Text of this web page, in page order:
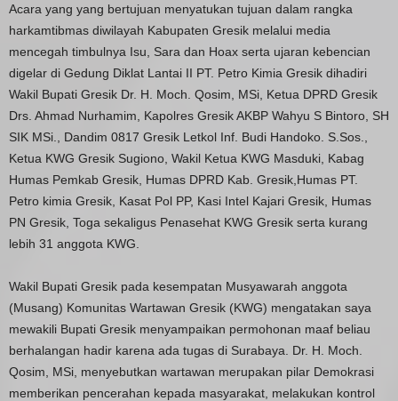
Acara yang yang bertujuan menyatukan tujuan dalam rangka
harkamtibmas diwilayah Kabupaten Gresik melalui media
mencegah timbulnya Isu, Sara dan Hoax serta ujaran kebencian
digelar di Gedung Diklat Lantai II PT. Petro Kimia Gresik dihadiri
Wakil Bupati Gresik Dr. H. Moch. Qosim, MSi, Ketua DPRD Gresik
Drs. Ahmad Nurhamim, Kapolres Gresik AKBP Wahyu S Bintoro, SH
SIK MSi., Dandim 0817 Gresik Letkol Inf. Budi Handoko. S.Sos.,
Ketua KWG Gresik Sugiono, Wakil Ketua KWG Masduki, Kabag
Humas Pemkab Gresik, Humas DPRD Kab. Gresik,Humas PT.
Petro kimia Gresik, Kasat Pol PP, Kasi Intel Kajari Gresik, Humas
PN Gresik, Toga sekaligus Penasehat KWG Gresik serta kurang
lebih 31 anggota KWG.
Wakil Bupati Gresik pada kesempatan Musyawarah anggota
(Musang) Komunitas Wartawan Gresik (KWG) mengatakan saya
mewakili Bupati Gresik menyampaikan permohonan maaf beliau
berhalangan hadir karena ada tugas di Surabaya. Dr. H. Moch.
Qosim, MSi, menyebutkan wartawan merupakan pilar Demokrasi
memberikan pencerahan kepada masyarakat, melakukan kontrol